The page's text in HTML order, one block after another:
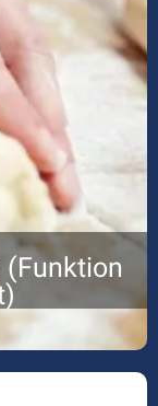
(Funktion